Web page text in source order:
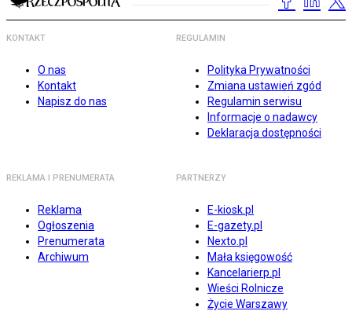
KONTAKT
O nas
Kontakt
Napisz do nas
REGULAMIN
Polityka Prywatności
Zmiana ustawień zgód
Regulamin serwisu
Informacje o nadawcy
Deklaracja dostępności
REKLAMA I PRENUMERATA
Reklama
Ogłoszenia
Prenumerata
Archiwum
PARTNERZY
E-kiosk.pl
E-gazety.pl
Nexto.pl
Mała księgowość
Kancelarierp.pl
Wieści Rolnicze
Życie Warszawy